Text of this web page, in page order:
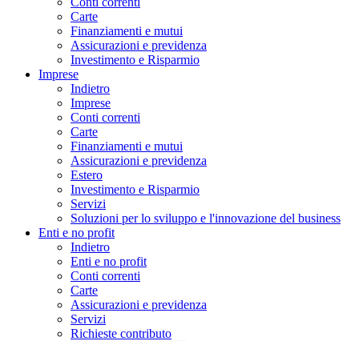
Carte
Finanziamenti e mutui
Assicurazioni e previdenza
Investimento e Risparmio
Imprese
Indietro
Imprese
Conti correnti
Carte
Finanziamenti e mutui
Assicurazioni e previdenza
Estero
Investimento e Risparmio
Servizi
Soluzioni per lo sviluppo e l'innovazione del business
Enti e no profit
Indietro
Enti e no profit
Conti correnti
Carte
Assicurazioni e previdenza
Servizi
Richieste contributo